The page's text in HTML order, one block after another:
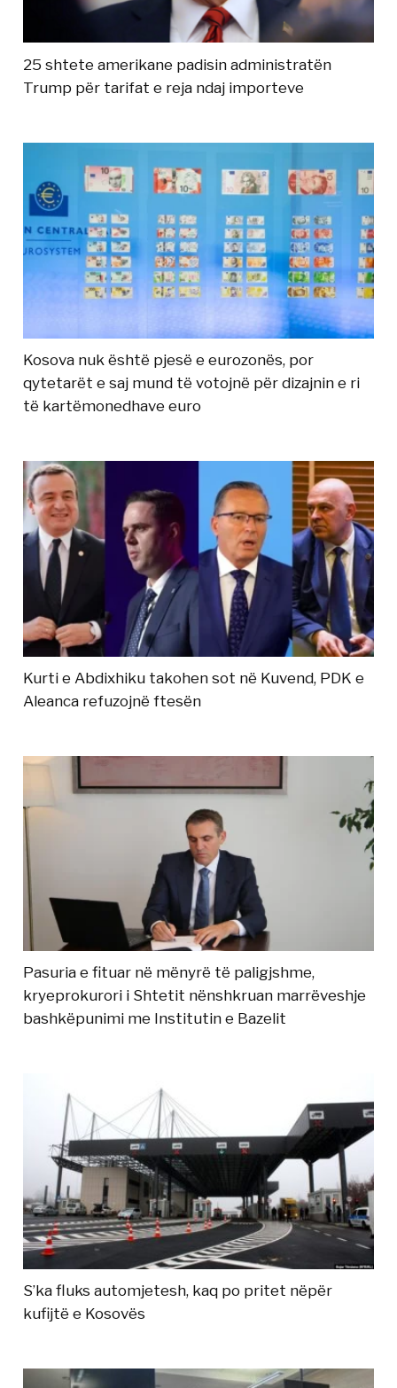
25 shtete amerikane padisin administratën
Trump për tarifat e reja ndaj importeve
Kosova nuk është pjesë e eurozonës, por
qytetarët e saj mund të votojnë për dizajnin e ri
të kartëmonedhave euro
Kurti e Abdixhiku takohen sot në Kuvend, PDK e
Aleanca refuzojnë ftesën
Pasuria e fituar në mënyrë të paligjshme,
kryeprokurori i Shtetit nënshkruan marrëveshje
bashkëpunimi me Institutin e Bazelit
S’ka fluks automjetesh, kaq po pritet nëpër
kufijtë e Kosovës